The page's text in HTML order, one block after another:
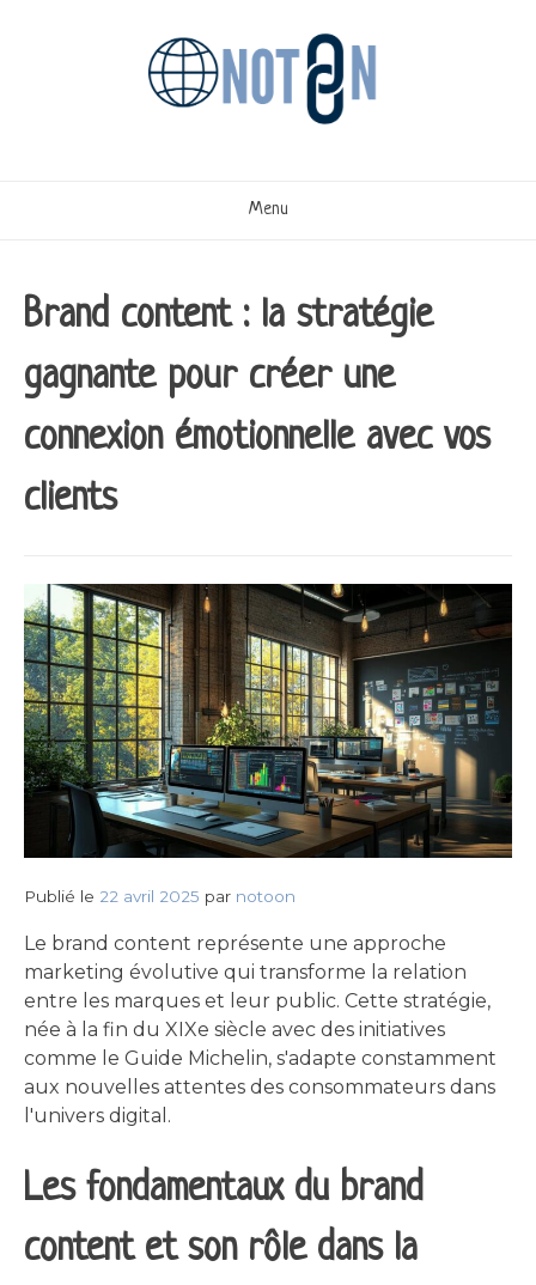
Menu
Brand content : la stratégie
gagnante pour créer une
connexion émotionnelle avec vos
clients
Publié le 22 avril 2025 par notoon
Le brand content représente une approche
marketing évolutive qui transforme la relation
entre les marques et leur public. Cette stratégie,
née à la fin du XIXe siècle avec des initiatives
comme le Guide Michelin, s'adapte constamment
aux nouvelles attentes des consommateurs dans
l'univers digital.
Les fondamentaux du brand
content et son rôle dans la